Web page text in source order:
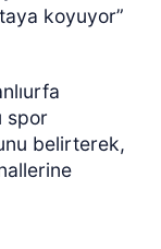
koyuyor”
spor
belirterek,